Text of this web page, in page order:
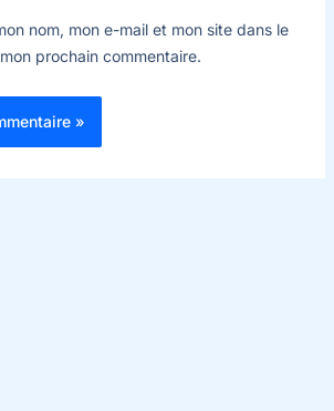
nom, mon e-mail et mon site dans le
prochain commentaire.